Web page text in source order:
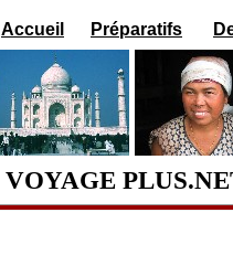
Accueil Préparatifs
VOYAGE